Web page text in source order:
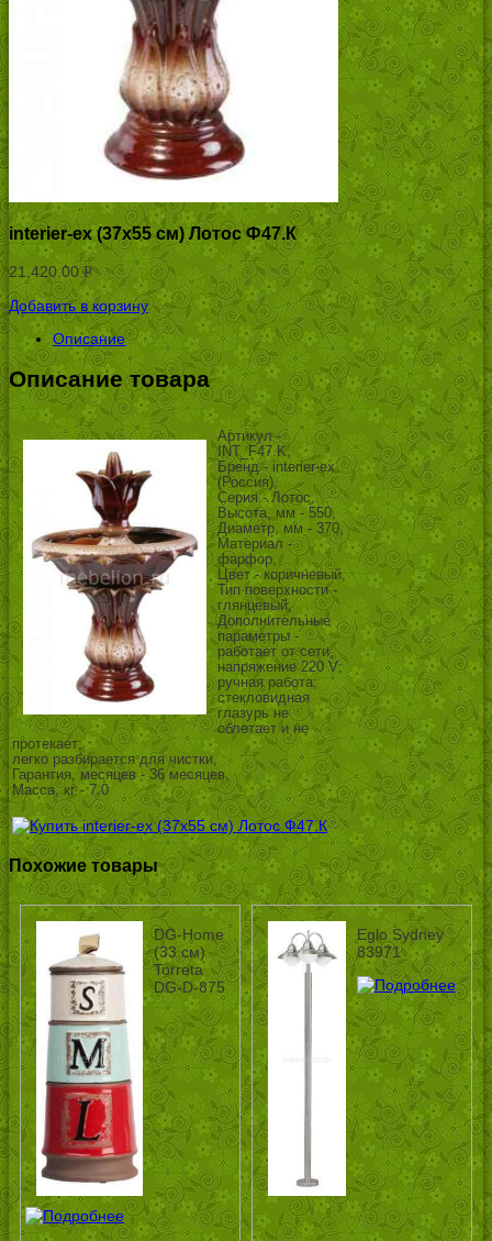
interier-ex (37х55 см) Лотос Ф47.К
21,420.00Р
УБ.
Добавить в корзину
Описание
Описание товара
Артикул -
INT_F47.K,
Бренд - interier-ex
(Россия),
Серия - Лотос,
Высота, мм - 550,
Диаметр, мм - 370,
Материал -
фарфор,
Цвет - коричневый,
Тип поверхности -
глянцевый,
Дополнительные
параметры -
работает от сети;
напряжение 220 V;
ручная работа;
стекловидная
глазурь не
облетает и не
протекает;
легко разбирается для чистки,
Гарантия, месяцев - 36 месяцев,
Масса, кг - 7.0
Похожие товары
DG-Home
(33 см)
Torreta
DG-D-875
Eglo Sydney
83971